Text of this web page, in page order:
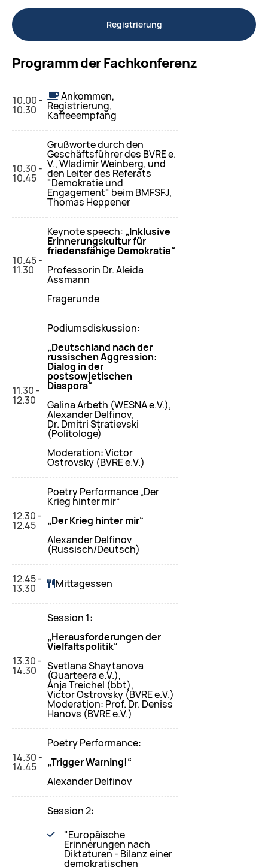
Registrierung
Programm der Fachkonferenz
10.00 -
10.30
Ankommen,
Registrierung,
Kaffeeempfang
10.30 -
10.45
Grußworte durch den
Geschäftsführer des BVRE e.
V., Wladimir Weinberg, und
den Leiter des Referats
"Demokratie und
Engagement" beim BMFSFJ,
Thomas Heppener
10.45 -
11.30
Keynote speech: „Inklusive
Erinnerungskultur für
friedensfähige Demokratie“
Professorin Dr. Aleida
Assmann
Fragerunde
11.30 -
12.30
Podiumsdiskussion:
„Deutschland nach der
russischen Aggression:
Dialog in der
postsowjetischen
Diaspora“
Galina Arbeth (WESNA e.V.),
Alexander Delfinov,
Dr. Dmitri Stratievski
(Politologe)
Moderation: Victor
Ostrovsky (BVRE e.V.)
12.30 -
12.45
Poetry Performance „Der
Krieg hinter mir“
„Der Krieg hinter mir“
Alexander Delfinov
(Russisch/Deutsch)
12.45 -
13.30 Mittagessen
13.30 -
14.30
Session 1:
„Herausforderungen der
Vielfaltspolitik“
Svеtlana Shaytanova
(Quarteera e.V.),
Anja Treichel (bbt),
Victor Ostrovsky (BVRE e.V.)
Moderation: Prof. Dr. Deniss
Hanovs (BVRE e.V.)
14.30 -
14.45
Poetry Performance:
„Trigger Warning!“
Alexander Delfinov
Session 2:
"Europäische
Erinnerungen nach
Diktaturen - Bilanz einer
demokratischen